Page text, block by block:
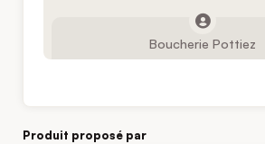
Boucherie Pottiez
Produit proposé par